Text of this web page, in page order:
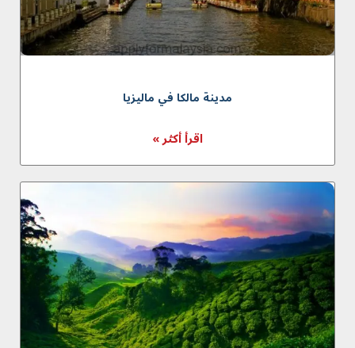
مدينة مالكا في ماليزيا
اقرأ أكثر »